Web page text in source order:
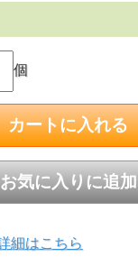
す。
非鉄金属1.5～
』
18
、マキタ、日立、
個
細はこちら